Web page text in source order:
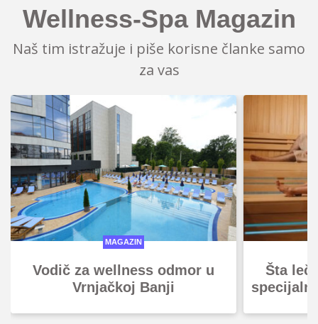
Wellness-Spa Magazin
Naš tim istražuje i piše korisne članke samo
za vas
MAGAZIN
Vodič za wellness odmor u
Vrnjačkoj Banji
Šta